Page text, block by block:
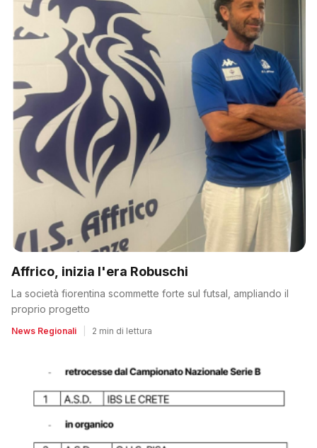
Affrico, inizia l'era Robuschi
La società fiorentina scommette forte sul futsal, ampliando il
proprio progetto
News Regionali 2 min di lettura